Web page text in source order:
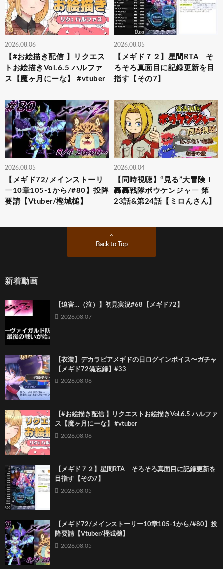
2026.08.06
【#お絵描き配信 】リクエス
トお絵描きVol.6.5 ハルファ
ス【魔ヶ月にーな】 #vtuber
2026.08.05
【メギド７２】星間RTA そ
ろそろ真面目に記録更新を目
指す【その7】
2026.08.05
【メギド72/メインストーリ
ー10章105-1から/#80】投降
要請【Vtuber/樫城槌】
2026.08.04
【同時視聴】“見る”大冒険！
轟轟戦隊ボウケンジャー 第
23話&第24話【ミロんさん】
Back to Top
新着動画
【迫害…（泣）】初見実況#68【メギド72】
2026.08.07
【衣装】デカラビアメギドの日ログインボイス〜ガチャ
【メギド72備忘録】#33
2026.08.06
【#お絵描き配信 】リクエストお絵描きVol.6.5 ハルファ
ス【魔ヶ月にーな】 #vtuber
2026.08.06
【メギド７２】星間RTA そろそろ真面目に記録更新を
目指す【その7】
2026.08.05
【メギド72/メインストーリー10章105-1から/#80】投
降要請【Vtuber/樫城槌】
2026.08.05